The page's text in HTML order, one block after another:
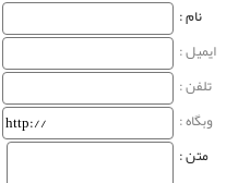
نام‌ :
ایمیل :
تلفن :
وبگاه‌ :
متن :